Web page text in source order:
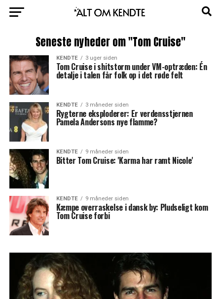
Seneste nyheder om "Tom Cruise"
KENDTE 3 uger siden
Tom Cruise i shitstorm under VM-optræden: Én
detalje i talen får folk op i det røde felt
KENDTE 3 måneder siden
Rygterne eksploderer: Er verdensstjernen
Pamela Andersons nye flamme?
KENDTE 9 måneder siden
Bitter Tom Cruise: 'Karma har ramt Nicole'
KENDTE 9 måneder siden
Kæmpe overraskelse i dansk by: Pludseligt kom
Tom Cruise forbi